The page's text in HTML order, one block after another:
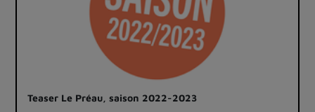
Teaser Le Préau, saison 2022-2023